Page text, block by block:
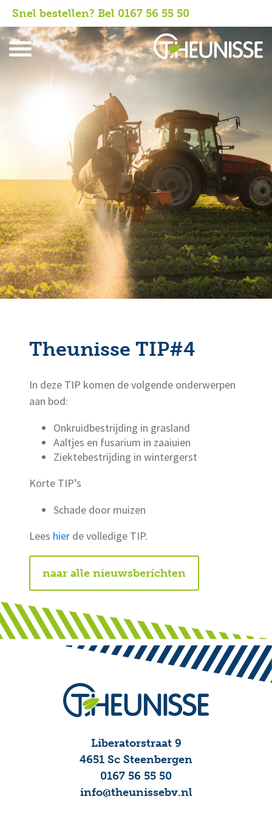
Snel bestellen? Bel 0167 56 55 50
Theunisse TIP#4
In deze TIP komen de volgende onderwerpen
aan bod:
Onkruidbestrijding in grasland
Aaltjes en fusarium in zaaiuien
Ziektebestrijding in wintergerst
Korte TIP’s
Schade door muizen
Lees hier de volledige TIP.
naar alle nieuwsberichten
Liberatorstraat 9
4651 Sc Steenbergen
0167 56 55 50
info@theunissebv.nl